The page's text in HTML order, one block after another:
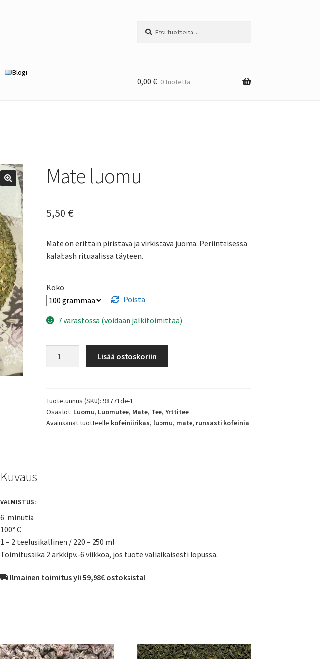
Blogi
0,00 € 0 tuotetta
Mate luomu
5,50 €
Mate on erittäin piristävä ja virkistävä juoma. Periinteisessä
kalabash rituaalissa täyteen.
Koko
Poista
7 varastossa (voidaan jälkitoimittaa)
Lisää ostoskoriin
Tuotetunnus (SKU): 98771de-1
Osastot: Luomu, Luomutee, Mate, Tee, Yrttitee
Avainsanat tuotteelle kofeiniirikas, luomu, mate, runsasti kofeinia
Kuvaus
VALMISTUS:
6 minutia
100° C
1 – 2 teelusikallinen / 220 – 250 ml
Toimitusaika 2 arkkipv.-6 viikkoa, jos tuote väliaikaisesti lopussa.
Ilmainen toimitus yli 59,98€ ostoksista!